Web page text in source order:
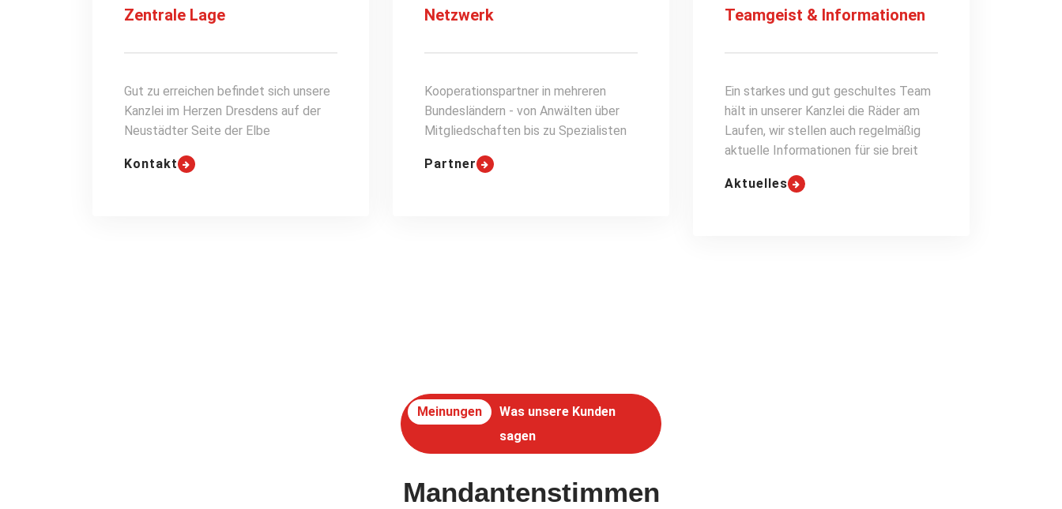
Zentrale Lage
Gut zu erreichen befindet sich unsere
Kanzlei im Herzen Dresdens auf der
Neustädter Seite der Elbe
Kontakt
Netzwerk
Kooperationspartner in mehreren
Bundesländern - von Anwälten über
Mitgliedschaften bis zu Spezialisten
Partner
Teamgeist & Informationen
Ein starkes und gut geschultes Team
hält in unserer Kanzlei die Räder am
Laufen, wir stellen auch regelmäßig
aktuelle Informationen für sie breit
Aktuelles
Meinungen
Was unsere Kunden
sagen
Mandantenstimmen